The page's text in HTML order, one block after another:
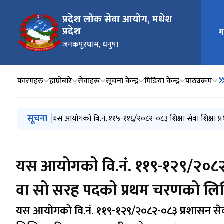
प्रदेश लोक सेवा आयोग, मधेश
प्रदेश
जनकपुरधाम, धनुषा
मुख्य
फारमहरु हाम्रोबारे सेवाहरू सूचना केन्द्र मिडिया केन्द्र प‍ाठ्यक्रम
मुख्य नेभिगेसनमा जानुहोस्
सूचना यस आयोगको वि.नं. १६४-१७४/२०८२-८३ वन सेवा, जनरल
यस आयोगको वि.नं. ११५-११६/२०८२-०८३ शिक्षा सेवा
यस आयोगको वि.नं.११३-११४/२०८२-०८३ वन सेवा जनरल
परीक्षा कार्यक्रमहरु यथावत सञ्चालन हुने सम्बन्धमा सूचना ।
वि.नं. ५३३-५४२ स्थानीय प्रशासन सेवा सामान्य प्रशासन/
यस आयोगको वि.नं. ११९-१२९/
वा सो सरह पदको प्रथम चरणको
यस आयोगको वि.नं. ११९-१२९/२०८२-०८३ प्रशासन